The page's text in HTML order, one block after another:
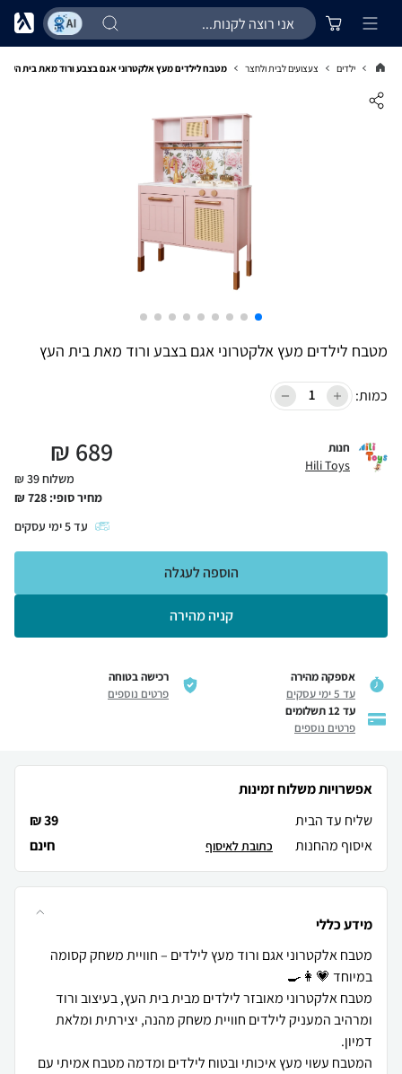
ילדים צעצועים לבית ולחצר מטבח לילדים מעץ אלקטרוני אגם בצבע ורוד מאת בית העץ
מטבח לילדים מעץ אלקטרוני אגם בצבע ורוד מאת בית העץ
כמות:
חנות
Hili Toys
689
₪
משלוח 39 ₪
מחיר סופי: 728
₪
עד5ימי עסקים
קניה מהירה
הוספה לעגלה
אספקה מהירה
עד 5 ימי עסקים
רכישה בטוחה
פרטים נוספים
עד 12 תשלומים
פרטים נוספים
אפשרויות משלוח זמינות
שליח עד הבית
39 ₪
איסוף מהחנות
חינם כתובת לאיסוף
מידע כללי
מטבח אלקטרוני אגם ורוד מעץ לילדים – חוויית משחק קסומה
מטבח אלקטרוני מאובזר לילדים מבית בית העץ, בעיצוב ורוד
ומרהיב המעניק לילדים חוויית משחק מהנה, יצירתית ומלאת
המטבח עשוי מעץ איכותי ובטוח לילדים ומדמה מטבח אמיתי עם